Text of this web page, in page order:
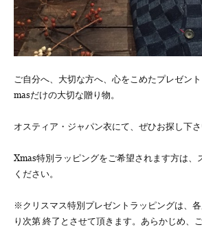
ご自分へ、大切な方へ、心をこめたプレゼン
masだけの大切な贈り物。
オスティア・ジャパン衣にて、ぜひお探し下さ
Xmas特別ラッピングをご希望されます方は、
ください。
※クリスマス特別プレゼントラッピングは、
り次第 終了とさせて頂きます。あらかじめ、